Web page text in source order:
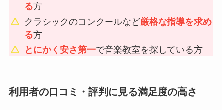
る方
クラシックのコンクールなど厳格な指導を求め
る方
とにかく安さ第一で音楽教室を探している方
利用者の口コミ・評判に見る満足度の高さ